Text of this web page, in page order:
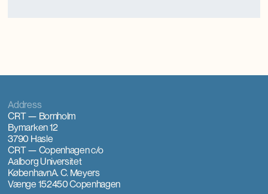
Address
CRT — Bornholm
Bymarken 12
3790 Hasle
CRT — Copenhagenc/o
Aalborg Universitet
KøbenhavnA. C. Meyers
Vænge 152450 Copenhagen